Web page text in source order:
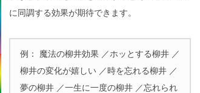
に同調する効果が期待できます。
例： 魔法の柳井効果 ／ホッとする柳井 ／
柳井の変化が嬉しい ／時を忘れる柳井 ／
夢の柳井 ／一生に一度の柳井 ／忘れられ